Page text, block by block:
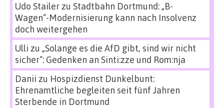
Udo Stailerzu Stadtbahn Dortmund: „B-
Wagen“-Modernisierung kann nach Insolvenz
doch weitergehen
Ulli zu „Solange es die AfD gibt, sind wir nicht
sicher“: Gedenken an Sinti:zze und Rom:nja
Danii zu Hospizdienst Dunkelbunt:
Ehrenamtliche begleiten seit fünf Jahren
Sterbende in Dortmund